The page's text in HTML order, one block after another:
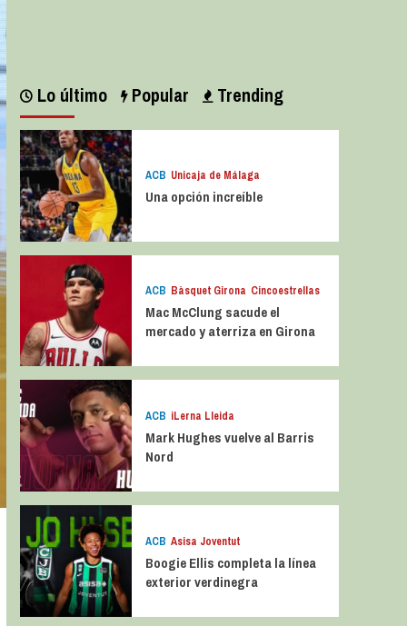
Lo último Popular Trending
ACB Unicaja de Málaga
Una opción increíble
ACB Bàsquet Girona Cincoestrellas
Mac McClung sacude el
mercado y aterriza en Girona
ACB iLerna Lleida
Mark Hughes vuelve al Barris
Nord
ACB Asisa Joventut
Boogie Ellis completa la línea
exterior verdinegra